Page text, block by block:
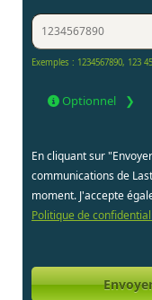
Exemples : 1234567890, 123
Optionnel
En cliquant sur
communications de
moment. J'accepte
Politique de